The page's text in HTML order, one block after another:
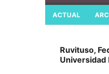
ACTUAL
Ruvituso,
Universidad